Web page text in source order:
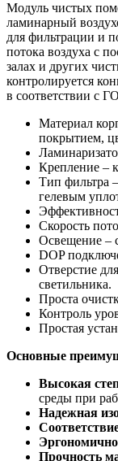
Модуль чистых
ламинарный
для фильтрации и
потока воздуха с
залах и других
контролируется
в соответствии с
Материал
покрытием,
Крепление –
Тип фильтра
гелевым
Скорость
Освещение –
DOP
Отверстие
светильника.
Проста
Контроль
Простая
Основные
Высокая
среды при
Надежная
Прочность